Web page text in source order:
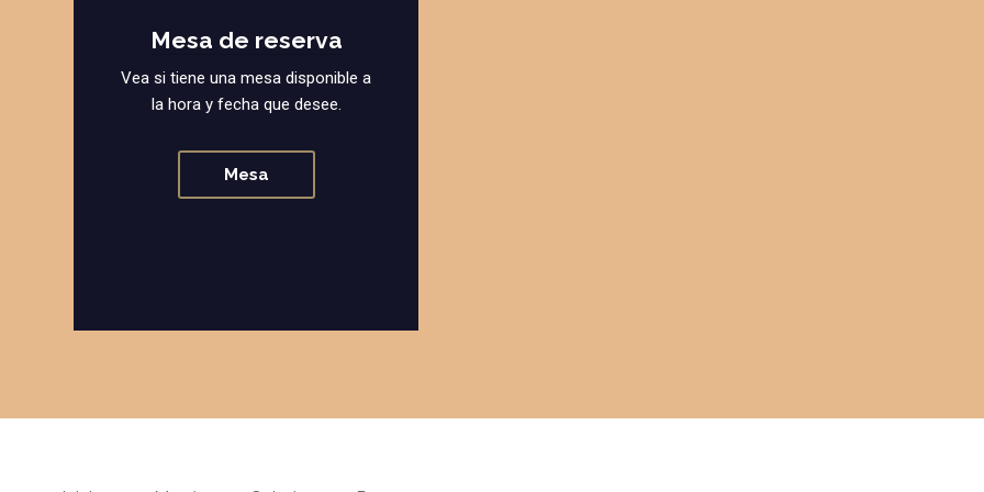
Mesa de reserva
Vea si tiene una mesa disponible a
la hora y fecha que desee.
Mesa